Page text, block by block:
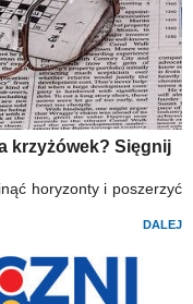
krzyżówek? Sięgnij
horyzonty i poszerzyć
DALEJ